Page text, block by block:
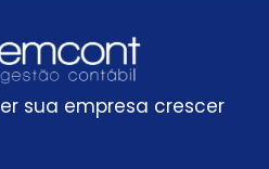
sua empresa crescer